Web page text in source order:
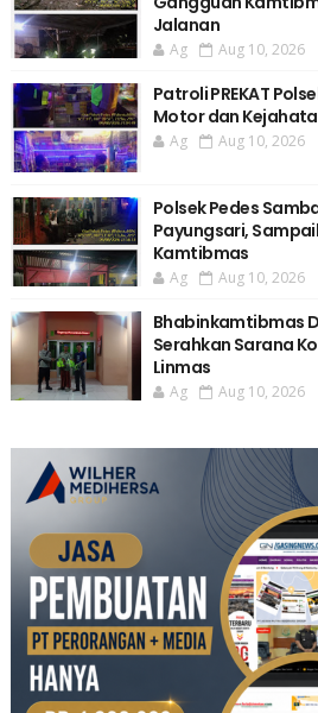
Jalanan
Ag Aug 10, 2026
Patroli PREKAT
Motor dan
Ag Aug 10, 2026
Polsek Pedes
Payungsari,
Kamtibmas
Ag Aug 10, 2026
Bhabinkamtibmas
Serahkan Sarana
Linmas
Ag Aug 10, 2026